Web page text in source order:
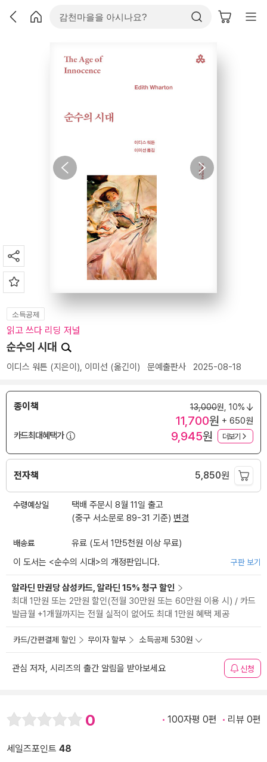
소득공제
읽고 쓰다 리딩 저널
순수의 시대
이디스 워튼 (지은이), 이미선 (옮긴이) 문예출판사 2025-08-18
종이책 13,000원, 10%
11,700원 + 650원
카드최대혜택가
9,945원 더보기
전자책 5,850원
수령예상일
택배 주문시 8월 11일 출고
(중구 서소문로 89-31 기준) 변경
배송료
유료 (도서 1만5천원 이상 무료)
이 도서는 <순수의 시대>의 개정판입니다. 구판 보기
알라딘 만권당 삼성카드, 알라딘 15% 청구 할인
최대 1만원 또는 2만원 할인(전월 30만원 또는 60만원 이용 시) / 카드
발급월 +1개월까지는 전월 실적이 없어도 최대 1만원 혜택 제공
카드/간편결제 할인 무이자 할부 소득공제 530원
관심 저자, 시리즈의 출간 알림을 받아보세요 신청
0 100자평 0편 리뷰 0편
세일즈포인트 48